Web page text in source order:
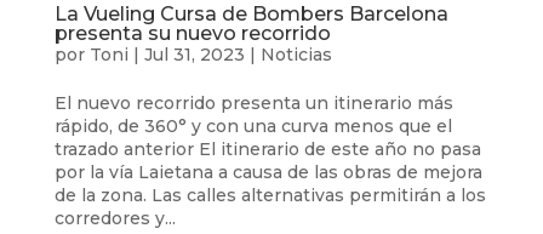
La Vueling Cursa de Bombers Barcelona
presenta su nuevo recorrido
por Toni | Jul 31, 2023 | Noticias
El nuevo recorrido presenta un itinerario más
rápido, de 360° y con una curva menos que el
trazado anterior El itinerario de este año no pasa
por la vía Laietana a causa de las obras de mejora
de la zona. Las calles alternativas permitirán a los
corredores y...